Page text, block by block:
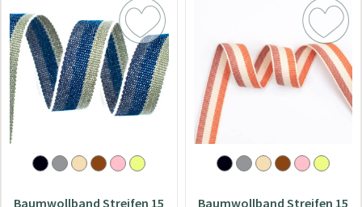
Baumwollband Streifen 15
Baumwollband Streifen 15